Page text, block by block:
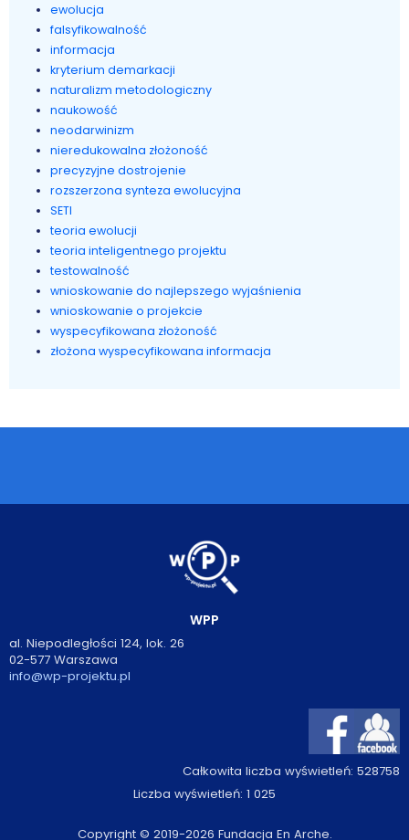
ewolucja
falsyfikowalność
informacja
kryterium demarkacji
naturalizm metodologiczny
naukowość
neodarwinizm
nieredukowalna złożoność
precyzyjne dostrojenie
rozszerzona synteza ewolucyjna
SETI
teoria ewolucji
teoria inteligentnego projektu
testowalność
wnioskowanie do najlepszego wyjaśnienia
wnioskowanie o projekcie
wyspecyfikowana złożoność
złożona wyspecyfikowana informacja
WPP
al. Niepodległości 124, lok. 26
02-577 Warszawa
info@wp-projektu.pl
Całkowita liczba wyświetleń: 528758
Liczba wyświetleń: 1 025
Copyright © 2019-2026 Fundacja En Arche.